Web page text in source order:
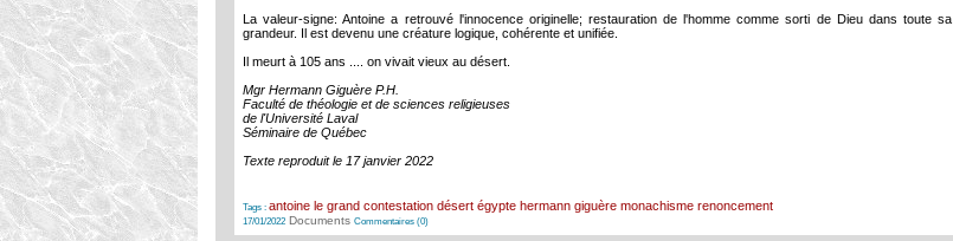
La valeur-signe: Antoine a retrouvé l'innocence originelle; restauration de l'homme comme sorti de Dieu dans toute sa
grandeur. Il est devenu une créature logique, cohérente et unifiée.
Il meurt à 105 ans .... on vivait vieux au désert.
Mgr Hermann Giguère P.H.
Faculté de théologie et de sciences religieuses
de l'Université Laval
Séminaire de Québec
Texte reproduit le 17 janvier 2022
Tags : antoine le grand contestation désert égypte hermann giguère monachisme renoncement
17/01/2022 Documents Commentaires (0)